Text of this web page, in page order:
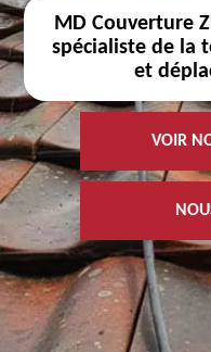
MD Couverture
spécialiste de la
et
VOIR